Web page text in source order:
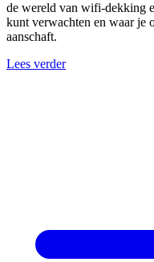
de wereld van wifi-dekking
kunt verwachten en waar je
aanschaft.
Lees verder